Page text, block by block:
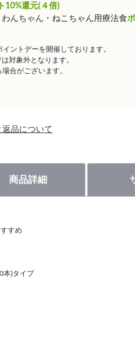
10%還元(４倍)
んちゃん・ねこちゃん用療法食
ントデーを開催しております。
対象外となります。
合がございます。
返品について
商品詳細
すめ
本)タイプ